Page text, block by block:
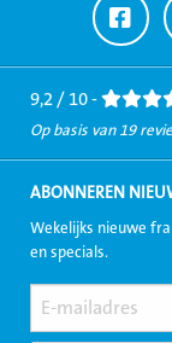
Ga
naar
9,2 / 10 -
Op basis van 19
ABONNEREN
Wekelijks nieuwe
en specials.